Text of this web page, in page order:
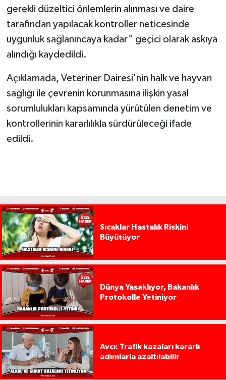
gerekli düzeltici önlemlerin alınması ve daire
tarafından yapılacak kontroller neticesinde
uygunluk sağlanıncaya kadar” geçici olarak askıya
alındığı kaydedildi.
Açıklamada, Veteriner Dairesi'nin halk ve hayvan
sağlığı ile çevrenin korunmasına ilişkin yasal
sorumlulukları kapsamında yürütülen denetim ve
kontrollerinin kararlılıkla sürdürüleceği ifade
edildi.
Sıcaklar Hastalık Riskini
Büyütüyor
Dünya Yasaklıyor, Bakanlık
Protokolle Yetiniyor
Avcı: Trafik kazaları kararlı
adımlarla azaltılabilir